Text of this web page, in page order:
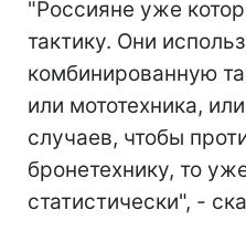
"Россияне уже
тактику. Они
комбинированную
или мототехника,
случаев, чтобы
бронетехнику, то
статистически", -